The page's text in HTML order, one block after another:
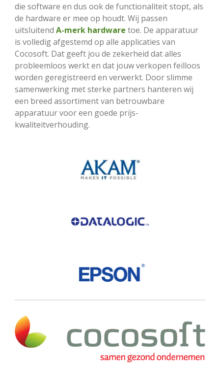
die software en dus ook de functionaliteit stopt, als
de hardware er mee op houdt. Wij passen
uitsluitend A-merk hardware toe. De apparatuur
is volledig afgestemd op alle applicaties van
Cocosoft. Dat geeft jou de zekerheid dat alles
probleemloos werkt en dat jouw verkopen feilloos
worden geregistreerd en verwerkt. Door slimme
samenwerking met sterke partners hanteren wij
een breed assortiment van betrouwbare
apparatuur voor een goede prijs-
kwaliteitverhouding.